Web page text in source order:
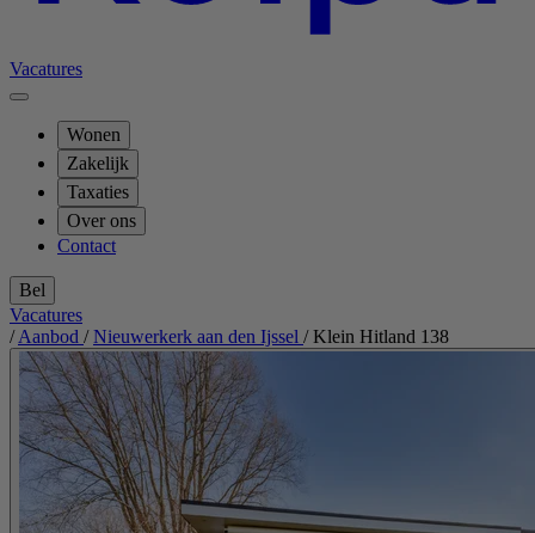
Vacatures
Wonen
Zakelijk
Taxaties
Over ons
Contact
Bel
Vacatures
/ Aanbod / Nieuwerkerk aan den Ijssel / Klein Hitland 138